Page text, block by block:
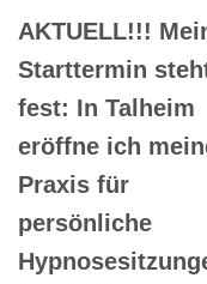
AKTUELL!!!
Starttermin
fest: In Talheim
eröffne ich
Praxis für
persönliche